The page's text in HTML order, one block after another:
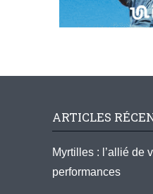
ARTICLES
Myrtilles : l’allié de
performances